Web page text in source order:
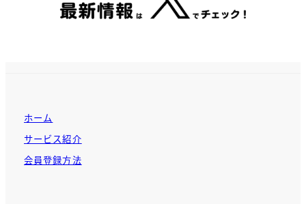
ホーム
サービス紹介
会員登録方法